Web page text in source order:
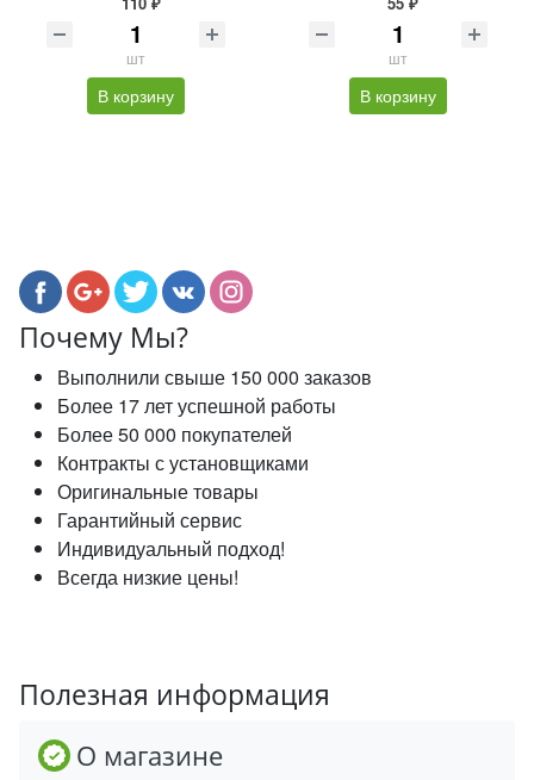
шт
В корзину
шт
В корзину
Почему Мы?
Выполнили свыше 150 000 заказов
Более 17 лет успешной работы
Более 50 000 покупателей
Контракты с установщиками
Оригинальные товары
Гарантийный сервис
Индивидуальный подход!
Всегда низкие цены!
Полезная информация
О магазине